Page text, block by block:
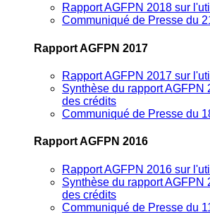
Rapport AGFPN 2018 sur
Communiqué de Presse du
Rapport AGFPN 2017
Rapport AGFPN 2017 sur
Synthèse du rapport AGFPN
des crédits
Communiqué de Presse du
Rapport AGFPN 2016
Rapport AGFPN 2016 sur
Synthèse du rapport AGFPN
des crédits
Communiqué de Presse du